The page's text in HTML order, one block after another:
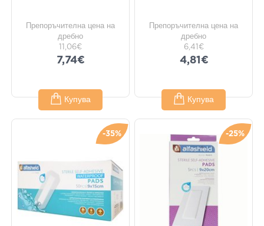
Препоръчителна цена на
дребно
11,06€
7,74€
Купува
Препоръчителна цена на
дребно
6,41€
4,81€
Купува
-35% -25%